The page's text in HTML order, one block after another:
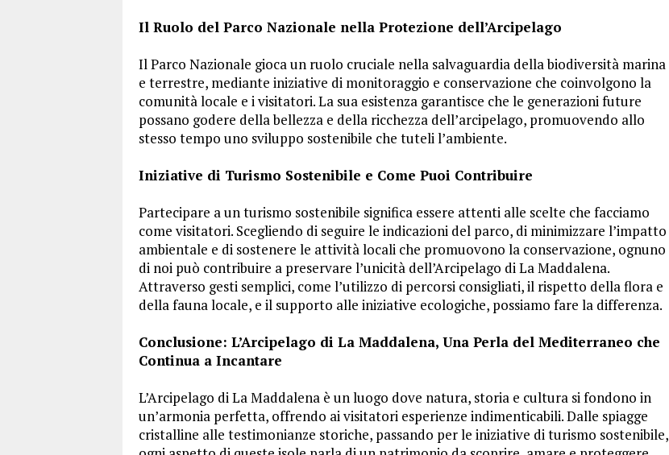
Il Ruolo del Parco Nazionale nella Protezione dell’Arcipelago
Il Parco Nazionale gioca un ruolo cruciale nella salvaguardia della biodiversità marina
e terrestre, mediante iniziative di monitoraggio e conservazione che coinvolgono la
comunità locale e i visitatori. La sua esistenza garantisce che le generazioni future
possano godere della bellezza e della ricchezza dell’arcipelago, promuovendo allo
stesso tempo uno sviluppo sostenibile che tuteli l’ambiente.
Iniziative di Turismo Sostenibile e Come Puoi Contribuire
Partecipare a un turismo sostenibile significa essere attenti alle scelte che facciamo
come visitatori. Scegliendo di seguire le indicazioni del parco, di minimizzare l’impatto
ambientale e di sostenere le attività locali che promuovono la conservazione, ognuno
di noi può contribuire a preservare l’unicità dell’Arcipelago di La Maddalena.
Attraverso gesti semplici, come l’utilizzo di percorsi consigliati, il rispetto della flora e
della fauna locale, e il supporto alle iniziative ecologiche, possiamo fare la differenza.
Conclusione: L’Arcipelago di La Maddalena, Una Perla del Mediterraneo che
Continua a Incantare
L’Arcipelago di La Maddalena è un luogo dove natura, storia e cultura si fondono in
un’armonia perfetta, offrendo ai visitatori esperienze indimenticabili. Dalle spiagge
cristalline alle testimonianze storiche, passando per le iniziative di turismo sostenibile,